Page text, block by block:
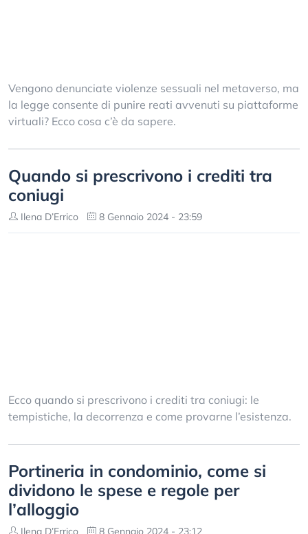
Vengono denunciate violenze sessuali nel metaverso, ma
la legge consente di punire reati avvenuti su piattaforme
virtuali? Ecco cosa c’è da sapere.
Quando si prescrivono i crediti tra
coniugi
Ilena D’Errico 8 Gennaio 2024 - 23:59
Ecco quando si prescrivono i crediti tra coniugi: le
tempistiche, la decorrenza e come provarne l’esistenza.
Portineria in condominio, come si
dividono le spese e regole per
l’alloggio
Ilena D’Errico 8 Gennaio 2024 - 23:12